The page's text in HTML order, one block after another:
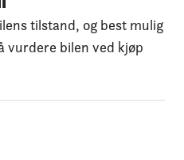
tilstand, og best mulig
vurdere bilen ved kjøp